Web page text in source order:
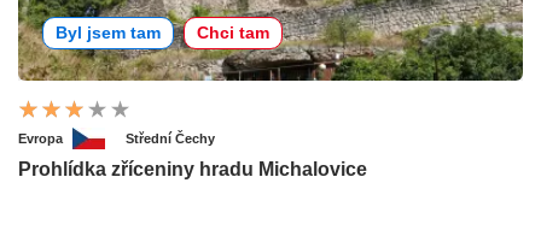
Byl jsem tam Chci tam
Evropa Střední Čechy
Prohlídka zříceniny hradu Michalovice